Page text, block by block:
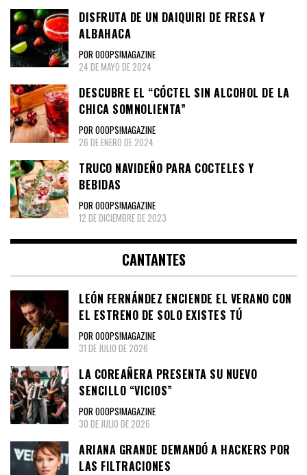
DISFRUTA DE UN DAIQUIRI DE FRESA Y
ALBAHACA
POR OOOPS!MAGAZINE
24 DE MAYO DE 2024
DESCUBRE EL “CÓCTEL SIN ALCOHOL DE LA
CHICA SOMNOLIENTA”
POR OOOPS!MAGAZINE
26 DE ENERO DE 2024
TRUCO NAVIDEÑO PARA COCTELES Y
BEBIDAS
POR OOOPS!MAGAZINE
12 DE DICIEMBRE DE 2023
CANTANTES
LEÓN FERNÁNDEZ ENCIENDE EL VERANO CON
EL ESTRENO DE SOLO EXISTES TÚ
POR OOOPS!MAGAZINE
31 DE JULIO DE 2026
LA COREAÑERA PRESENTA SU NUEVO
SENCILLO “VICIOS”
POR OOOPS!MAGAZINE
30 DE JULIO DE 2026
ARIANA GRANDE DEMANDÓ A HACKERS POR
LAS FILTRACIONES